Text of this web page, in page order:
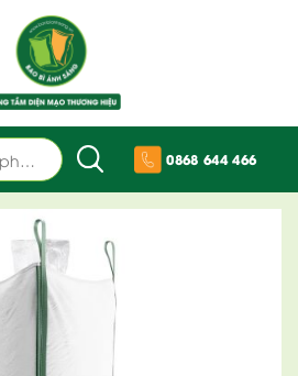
0868 644 466